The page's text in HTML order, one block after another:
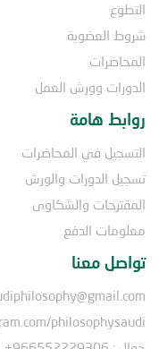
التطوع
شروط العضوية
المحاضرات
الدورات وورش العمل
روابط هامة
التسجيل في المحاضرات
تسجيل الدورات والورش
المقترحات والشكاوى
معلومات الدفع
تواصل معنا
philosophysaudi/